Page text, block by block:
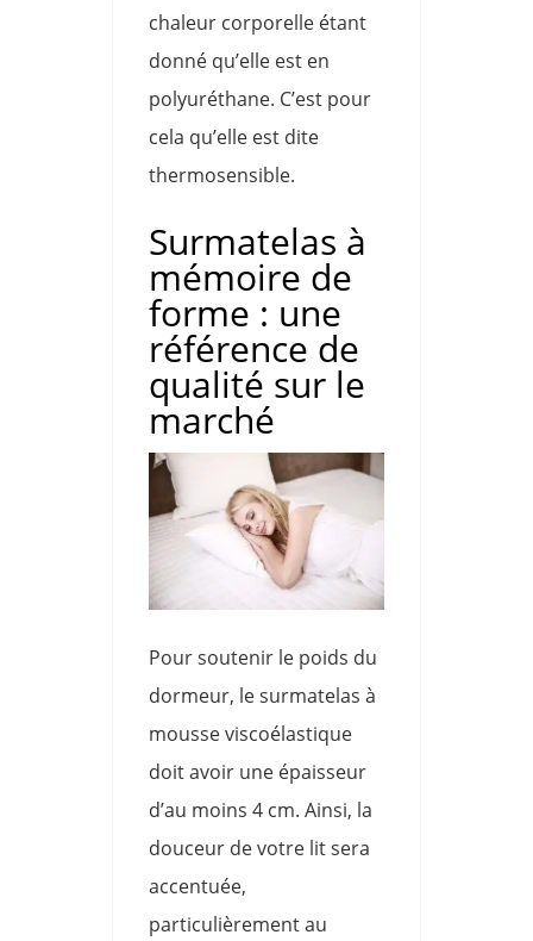
chaleur corporelle étant
donné qu’elle est en
polyuréthane. C’est pour
cela qu’elle est dite
thermosensible.
Surmatelas à
mémoire de
forme : une
référence de
qualité sur le
marché
Pour soutenir le poids du
dormeur, le surmatelas à
mousse viscoélastique
doit avoir une épaisseur
d’au moins 4 cm. Ainsi, la
douceur de votre lit sera
accentuée,
particulièrement au